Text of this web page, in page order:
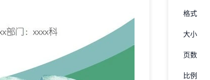
格式
大小
页数
比例